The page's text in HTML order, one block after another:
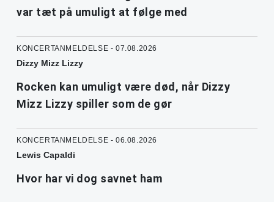
var tæt på umuligt at følge med
KONCERTANMELDELSE - 07.08.2026
Dizzy Mizz Lizzy
Rocken kan umuligt være død, når Dizzy
Mizz Lizzy spiller som de gør
KONCERTANMELDELSE - 06.08.2026
Lewis Capaldi
Hvor har vi dog savnet ham